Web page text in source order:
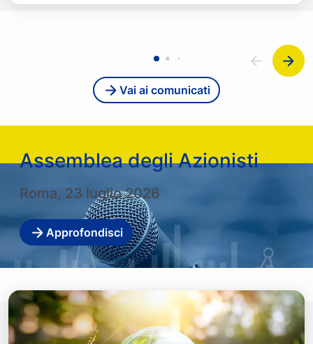
Vai ai comunicati
Assemblea degli Azionisti
Roma, 23 luglio 2026
Approfondisci